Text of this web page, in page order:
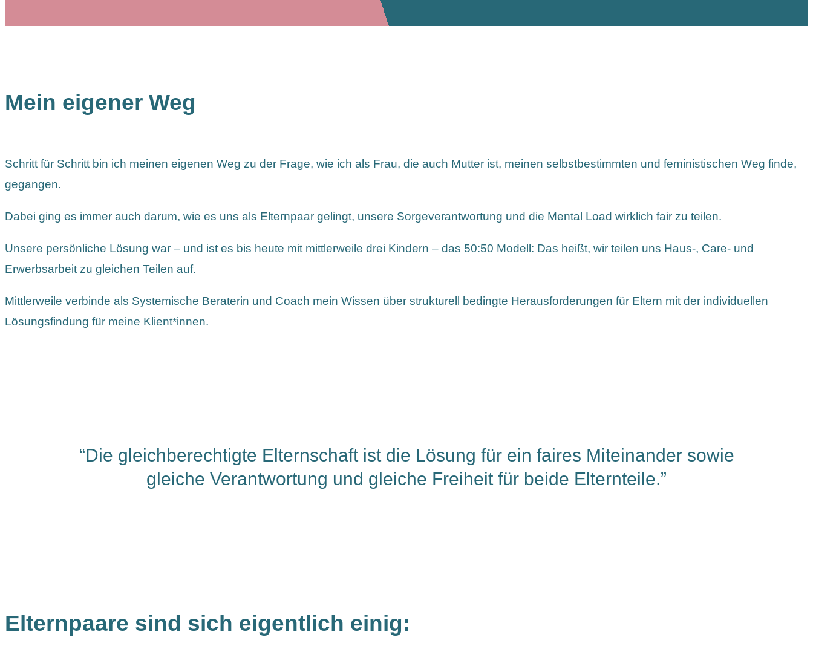
Mein eigener Weg
Schritt für Schritt bin ich meinen eigenen Weg zu der Frage, wie ich als Frau, die auch Mutter ist, meinen selbstbestimmten und feministischen Weg finde,
gegangen.
Dabei ging es immer auch darum, wie es uns als Elternpaar gelingt, unsere Sorgeverantwortung und die Mental Load wirklich fair zu teilen.
Unsere persönliche Lösung war – und ist es bis heute mit mittlerweile drei Kindern – das 50:50 Modell: Das heißt, wir teilen uns Haus-, Care- und
Erwerbsarbeit zu gleichen Teilen auf.
Mittlerweile verbinde als Systemische Beraterin und Coach mein Wissen über strukturell bedingte Herausforderungen für Eltern mit der individuellen
Lösungsfindung für meine Klient*innen.
“Die gleichberechtigte Elternschaft ist die Lösung für ein faires Miteinander sowie
gleiche Verantwortung und gleiche Freiheit für beide Elternteile.”
Elternpaare sind sich eigentlich einig: